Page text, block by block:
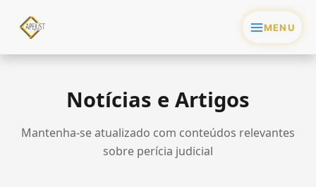
para
conteúdo
Notícias e Artigos
Mantenha-se atualizado com conteúdos relevantes
sobre perícia judicial